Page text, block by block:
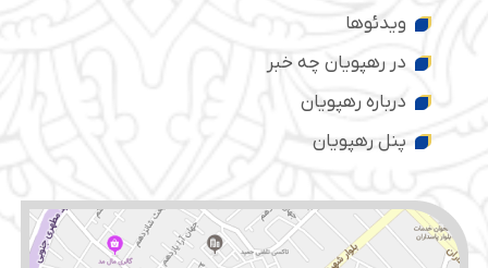
ویدئوها
در رهپویان چه خبر
درباره رهپویان
پنل رهپویان